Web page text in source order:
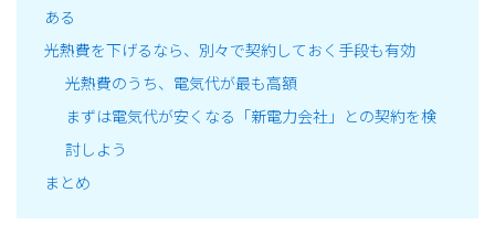
ある
光熱費を下げるなら、別々で契約しておく手段も有効
光熱費のうち、電気代が最も高額
まずは電気代が安くなる「新電力会社」との契約を検
討しよう
まとめ